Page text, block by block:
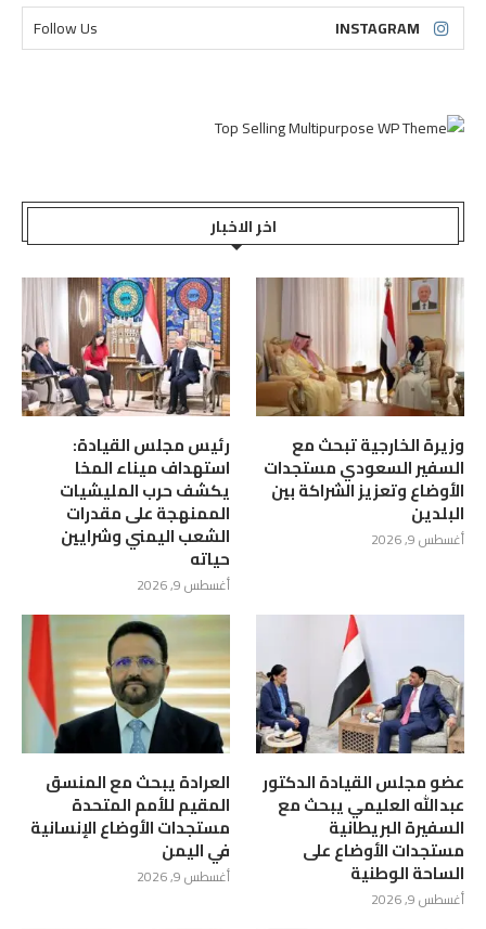
INSTAGRAM
Follow Us
اخر الاخبار
وزيرة الخارجية تبحث مع
السفير السعودي مستجدات
الأوضاع وتعزيز الشراكة بين
البلدين
أغسطس 9, 2026
رئيس مجلس القيادة:
استهداف ميناء المخا
يكشف حرب المليشيات
الممنهجة على مقدرات
الشعب اليمني وشرايين
حياته
أغسطس 9, 2026
عضو مجلس القيادة الدكتور
عبدالله العليمي يبحث مع
السفيرة البريطانية
مستجدات الأوضاع على
الساحة الوطنية
أغسطس 9, 2026
العرادة يبحث مع المنسق
المقيم للأمم المتحدة
مستجدات الأوضاع الإنسانية
في اليمن
أغسطس 9, 2026